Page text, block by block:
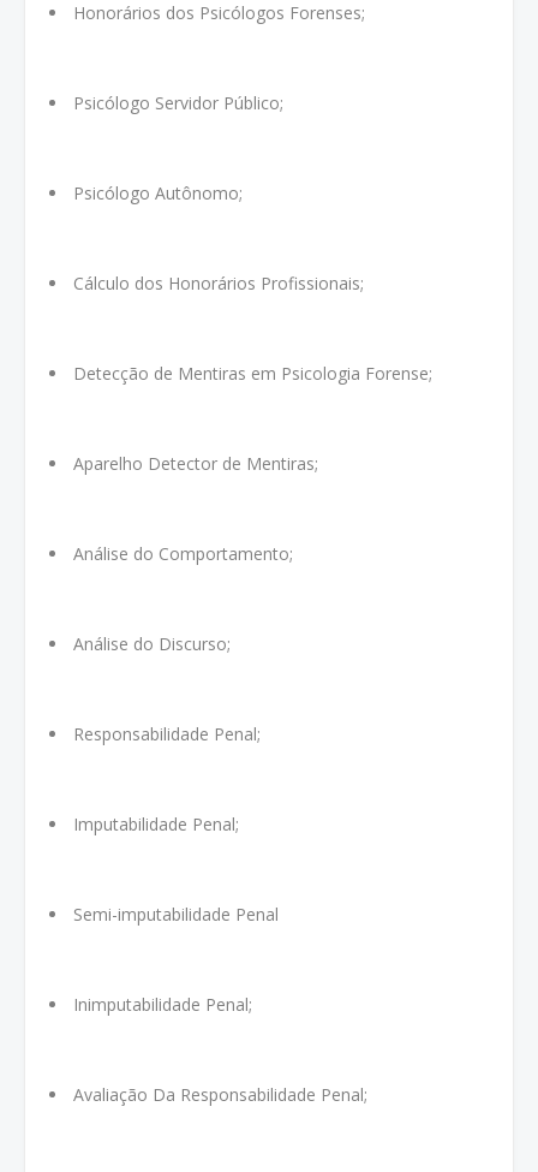
Honorários dos Psicólogos Forenses;
Psicólogo Servidor Público;
Psicólogo Autônomo;
Cálculo dos Honorários Profissionais;
Detecção de Mentiras em Psicologia Forense;
Aparelho Detector de Mentiras;
Análise do Comportamento;
Análise do Discurso;
Responsabilidade Penal;
Imputabilidade Penal;
Semi-imputabilidade Penal
Inimputabilidade Penal;
Avaliação Da Responsabilidade Penal;